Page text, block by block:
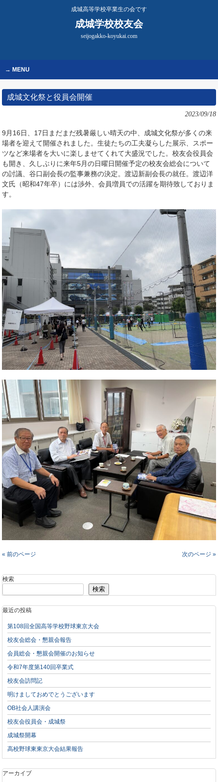
成城高等学校卒業生の会です
成城学校校友会
seijogakko-koyukai.com
MENU
成城文化祭と役員会開催
2023/09/18
9月16日、17日まだまだ残暑厳しい晴天の中、成城文化祭が多くの来
場者を迎えて開催されました。生徒たちの工夫凝らした展示、スポー
ツなど来場者を大いに楽しませてくれて大盛況でした。校友会役員会
も開き、久しぶりに来年5月の日曜日開催予定の校友会総会について
の討議、谷口副会長の監事兼務の決定。渡辺新副会長の就任。渡辺洋
文氏（昭和47年卒）には渉外、会員増員での活躍を期待致しておりま
す。
« 前のページ 次のページ »
検索
検索
最近の投稿
第108回全国高等学校野球東京大会
校友会総会・懇親会報告
会員総会・懇親会開催のお知らせ
令和7年度第140回卒業式
校友会訪問記
明けましておめでとうございます
OB社会人講演会
校友会役員会・成城祭
成城祭開幕
高校野球東東京大会結果報告
アーカイブ